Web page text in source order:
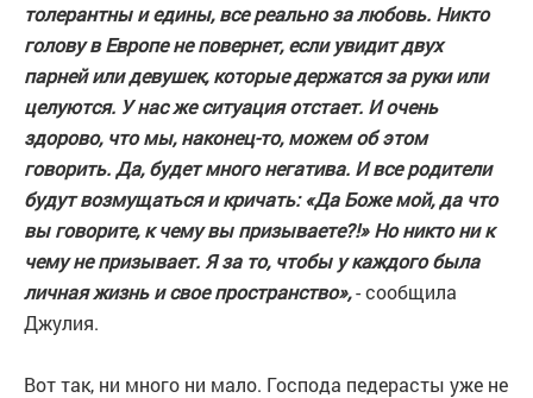
толерантны и едины, все реально за любовь. Никто
голову в Европе не повернет, если увидит двух
парней или девушек, которые держатся за руки или
целуются. У нас же ситуация отстает. И очень
здорово, что мы, наконец-то, можем об этом
говорить. Да, будет много негатива. И все родители
будут возмущаться и кричать: «Да Боже мой, да что
вы говорите, к чему вы призываете?!» Но никто ни к
чему не призывает. Я за то, чтобы у каждого была
личная жизнь и свое пространство»,- сообщила
Джулия.
Вот так, ни много ни мало. Господа педерасты уже не